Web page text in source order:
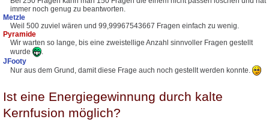
immer noch genug zu beantworten.
Metzle
Weil 500 zuviel wären und 99,99967543667 Fragen einfach zu wenig.
Pyramide
Wir warten so lange, bis eine zweistellige Anzahl sinnvoller Fragen gestellt
wurde
JFooty
Nur aus dem Grund, damit diese Frage auch noch gestellt werden konnte.
Ist eine Energiegewinnung durch kalte
Kernfusion möglich?